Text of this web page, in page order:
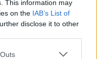
This information may
on the IAB’s List of
disclose it to other
one or more Google